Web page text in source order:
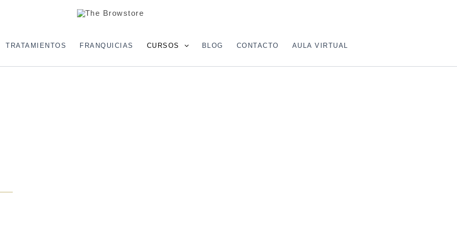
TRATAMIENTOS FRANQUICIAS CURSOS BLOG CONTACTO AULA VIRTUAL